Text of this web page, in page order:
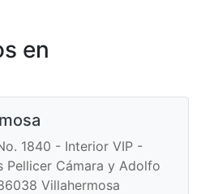
en
1840 - Interior VIP -
Pellicer Cámara y Adolfo
Villahermosa